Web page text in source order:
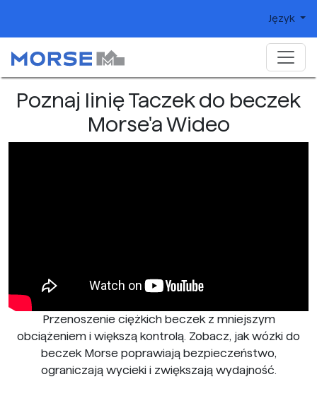
Język
Poznaj linię Taczek do beczek
Morse'a Wideo
Przenoszenie ciężkich beczek z mniejszym
obciążeniem i większą kontrolą. Zobacz, jak wózki do
beczek Morse poprawiają bezpieczeństwo,
ograniczają wycieki i zwiększają wydajność.